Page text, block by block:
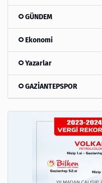
GÜNDEM
Ekonomi
Yazarlar
GAZİANTEPSPOR